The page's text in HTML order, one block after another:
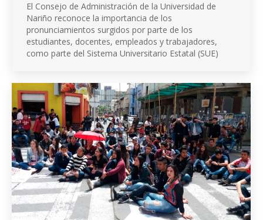
El Consejo de Administración de la Universidad de
Nariño reconoce la importancia de los
pronunciamientos surgidos por parte de los
estudiantes, docentes, empleados y trabajadores,
como parte del Sistema Universitario Estatal (SUE)